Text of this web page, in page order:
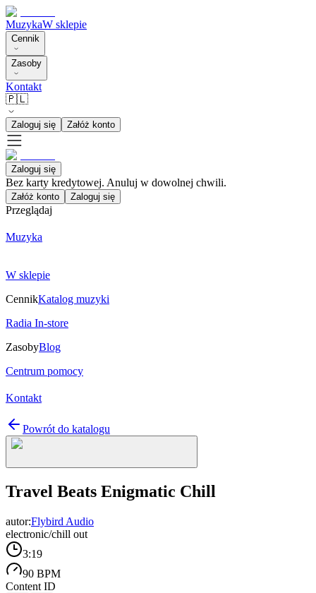
MuzykaW sklepie
Cennik
Zasoby
Kontakt
🇵🇱
Zaloguj się Załóż konto
Zaloguj się
Bez karty kredytowej. Anuluj w dowolnej chwili.
Załóż konto Zaloguj się
Przeglądaj
Muzyka
W sklepie
CennikKatalog muzyki
Radia In-store
ZasobyBlog
Centrum pomocy
Kontakt
Powrót do katalogu
Travel Beats Enigmatic Chill
autor:Flybird Audio
electronic/chill out
3:19
90 BPM
Content ID